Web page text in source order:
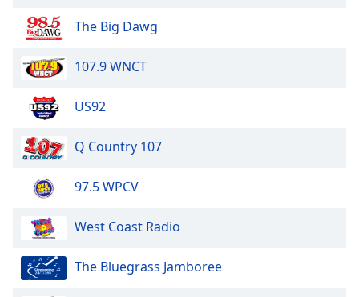
dialog
window.
Escape
cancel
window.
Color
Opacity
The Big Dawg
107.9 WNCT
US92
Q Country 107
97.5 WPCV
West Coast Radio
The Bluegrass Jamboree